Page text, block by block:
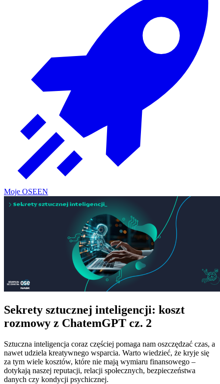
Moje OSEEN
Sekrety sztucznej inteligencji: koszt
rozmowy z ChatemGPT cz. 2
Sztuczna inteligencja coraz częściej pomaga nam oszczędzać czas, a
nawet udziela kreatywnego wsparcia. Warto wiedzieć, że kryje się
za tym wiele kosztów, które nie mają wymiaru finansowego –
dotykają naszej reputacji, relacji społecznych, bezpieczeństwa
danych czy kondycji psychicznej.